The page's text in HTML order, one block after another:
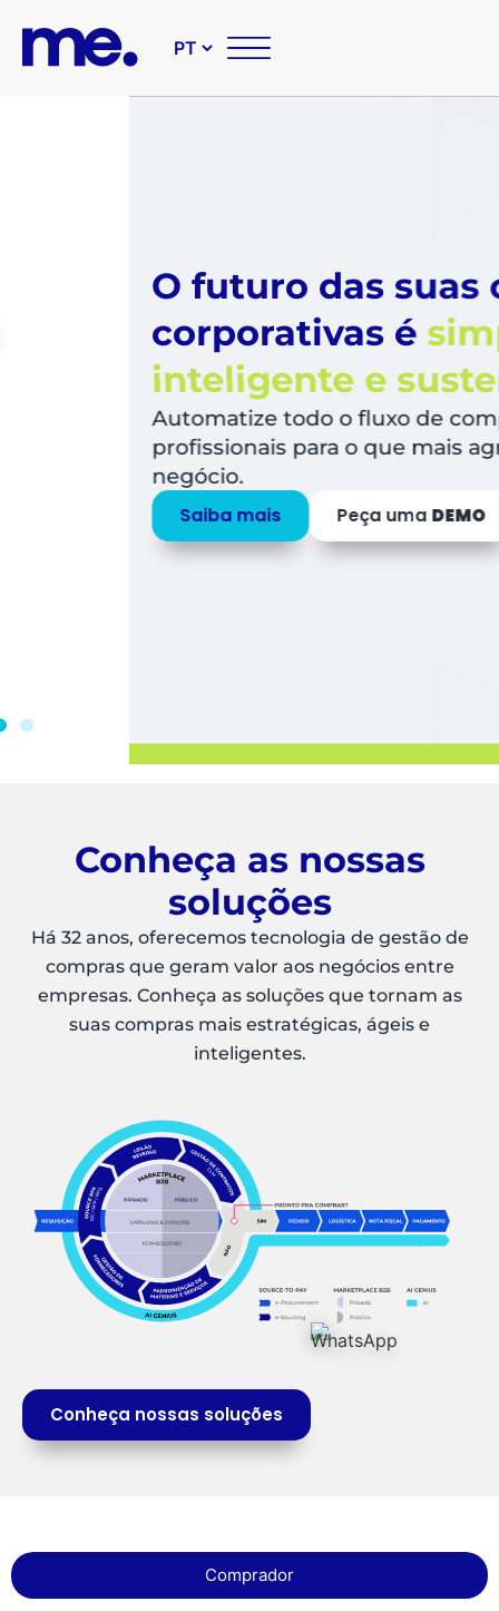
O futuro das suas
corporativas ésimples,
inteligente e sustentável
Automatize todo o fluxo de compras,
profissionais para o que mais agrega valor
Peça uma DEMO
Conheça as nossas
soluções
Há 32 anos, oferecemos tecnologia de gestão de
compras que geram valor aos negócios entre
empresas. Conheça as soluções que tornam as
suas compras mais estratégicas, ágeis e
inteligentes.
Conheça nossas soluções
Comprador